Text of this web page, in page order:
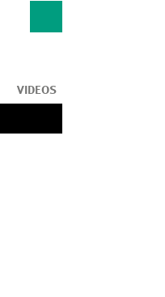
VIDEOS